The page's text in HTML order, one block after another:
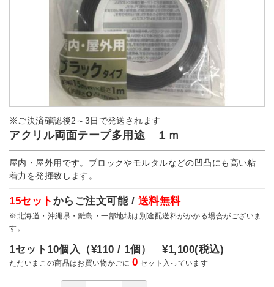
※ご決済確認後2～3日で発送されます
アクリル両面テープ多用途 １ｍ
屋内・屋外用です。ブロックやモルタルなどの凹凸にも高い粘
着力を発揮致します。
15セット からご注文可能 / 送料無料
※北海道・沖縄県・離島・一部地域は別途配送料がかかる場合がございま
す。
1セット10個入（¥110 / 1個）¥1,100(税込)
ただいまこの商品はお買い物かごに0 セット入っています